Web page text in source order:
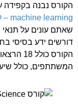
הקורס נבנה בקפידה
machine learning – למידת מכונה
שאתם עונים על
דורשים ידע בסיסי
הקורס
המשתתפים, כולל